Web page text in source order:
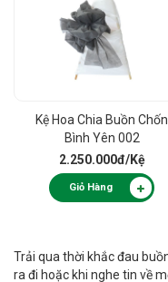
Kệ Hoa Chia Buồn Chốn
Bình Yên 002
2.250.000đ/Kệ
Giỏ Hàng
Trải qua thời khắc đau
ra đi hoặc khi nghe tin về